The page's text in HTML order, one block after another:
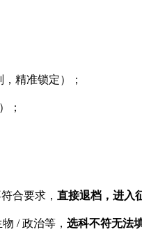
，精准锁定）；
；
合要求， 直接退档，进入
/ 政治等， 选科不符无法